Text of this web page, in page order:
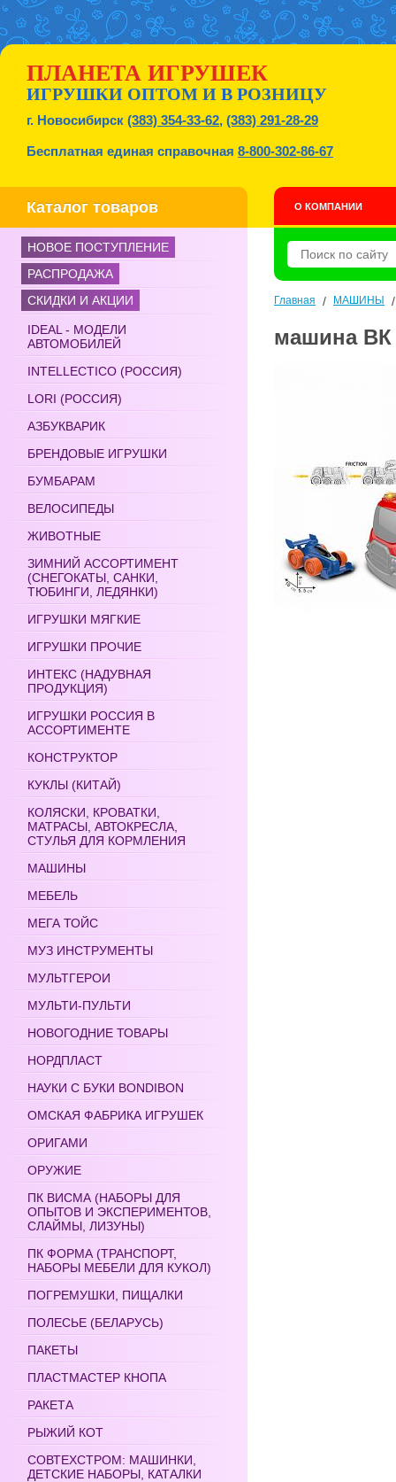
ПЛАНЕТА ИГРУШЕК
ИГРУШКИ ОПТОМ И В РОЗНИЦУ
г. Новосибирск (383) 354-33-62, (383) 291-28-29
Бесплатная единая справочная 8-800-302-86-67
Каталог товаров О КОМПАНИИ
НОВОЕ ПОСТУПЛЕНИЕ
РАСПРОДАЖА
СКИДКИ И АКЦИИ
IDEAL - МОДЕЛИ
АВТОМОБИЛЕЙ
INTELLECTICO (РОССИЯ)
LORI (РОССИЯ)
АЗБУКВАРИК
БРЕНДОВЫЕ ИГРУШКИ
БУМБАРАМ
ВЕЛОСИПЕДЫ
ЖИВОТНЫЕ
ЗИМНИЙ АССОРТИМЕНТ
(СНЕГОКАТЫ, САНКИ,
ТЮБИНГИ, ЛЕДЯНКИ)
ИГРУШКИ МЯГКИЕ
ИГРУШКИ ПРОЧИЕ
ИНТЕКС (НАДУВНАЯ
ПРОДУКЦИЯ)
ИГРУШКИ РОССИЯ В
АССОРТИМЕНТЕ
КОНСТРУКТОР
КУКЛЫ (КИТАЙ)
КОЛЯСКИ, КРОВАТКИ,
МАТРАСЫ, АВТОКРЕСЛА,
СТУЛЬЯ ДЛЯ КОРМЛЕНИЯ
МАШИНЫ
МЕБЕЛЬ
МЕГА ТОЙС
МУЗ ИНСТРУМЕНТЫ
МУЛЬТГЕРОИ
МУЛЬТИ-ПУЛЬТИ
НОВОГОДНИЕ ТОВАРЫ
НОРДПЛАСТ
НАУКИ С БУКИ BONDIBON
ОМСКАЯ ФАБРИКА ИГРУШЕК
ОРИГАМИ
ОРУЖИЕ
ПК ВИСМА (НАБОРЫ ДЛЯ
ОПЫТОВ И ЭКСПЕРИМЕНТОВ,
СЛАЙМЫ, ЛИЗУНЫ)
ПК ФОРМА (ТРАНСПОРТ,
НАБОРЫ МЕБЕЛИ ДЛЯ КУКОЛ)
ПОГРЕМУШКИ, ПИЩАЛКИ
ПОЛЕСЬЕ (БЕЛАРУСЬ)
ПАКЕТЫ
ПЛАСТМАСТЕР КНОПА
РАКЕТА
РЫЖИЙ КОТ
СОВТЕХСТРОМ: МАШИНКИ,
ДЕТСКИЕ НАБОРЫ, КАТАЛКИ
Главная / МАШИНЫ
машина ВК